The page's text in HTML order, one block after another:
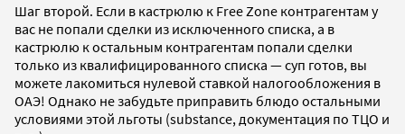
Шаг второй. Если в кастрюлю к Free Zone контрагентам у
вас не попали сделки из исключенного списка, а в
кастрюлю к остальным контрагентам попали сделки
только из квалифицированного списка — суп готов, вы
можете лакомиться нулевой ставкой налогообложения в
ОАЭ! Однако не забудьте приправить блюдо остальными
условиями этой льготы (substance, документация по ТЦО и